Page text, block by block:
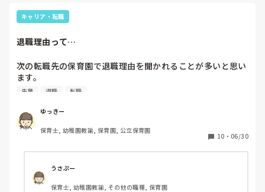
こういう経験あるでしょうか？
勉強の機会であると素直に一度受け止めるようにしました。ま
た子どもにとっても、色んな先生や大人と接する事は良いこと
ぴっぴさんの場合は、ベテランの先生が、復帰直後に、張り切
ね。良くも悪くも、甘えるような感じで、色々やって頂くと、
かえって楽に仕事が出来るかもしれないですね。こんなこと言
ったらそのベテランの先生に怒られちゃいそうですが、、、💦
キャリア・転職
退職理由って…
次の転職先の保育園で退職理由を聞かれることが多いと思い
ます。
人間関係で退職したことってやっぱり言わない方が良いので
人間関係の理由だと印象は良くないし、本当に相手に問題が
あったかなんてわからないことも分かっているのですが…
私は本当に苦しくて身体にも影響が出てしまい退職せざるを
本当に辛かったけど、それでもこの仕事がしたいと思う気持
ちは変わらないのに、それは評価されないのかなって…何だ
か落ち込んでしまいます。
先輩 退職 転職
ゆっきー
保育士, 幼稚園教諭, 保育園, 公立保育園
10 ・ 06/30
うさぷー
保育士, 幼稚園教諭, その他の職種, 保育園